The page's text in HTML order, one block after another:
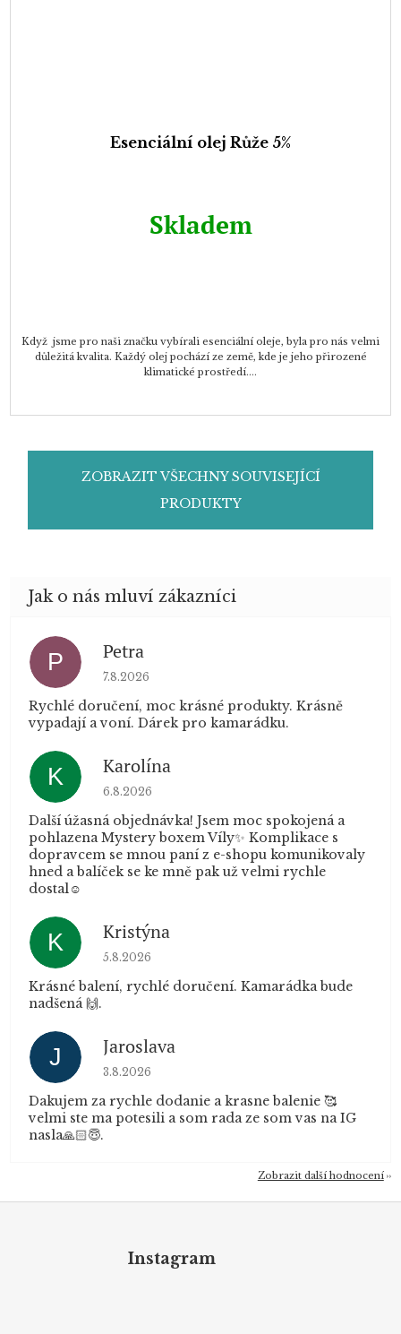
Esenciální olej Růže 5%
Skladem
Když jsme pro naši značku vybírali esenciální oleje, byla pro nás velmi
důležitá kvalita. Každý olej pochází ze země, kde je jeho přirozené
klimatické prostředí....
ZOBRAZIT VŠECHNY SOUVISEJÍCÍ
PRODUKTY
P Petra
Hodnocení obchodu je 5 z 5 hvězdiček.
7.8.2026
Rychlé doručení, moc krásné produkty. Krásně
vypadají a voní. Dárek pro kamarádku.
K Karolína
Hodnocení obchodu je 5 z 5 hvězdiček.
6.8.2026
Další úžasná objednávka! Jsem moc spokojená a
pohlazena Mystery boxem Víly✨ Komplikace s
dopravcem se mnou paní z e-shopu komunikovaly
hned a balíček se ke mně pak už velmi rychle
dostal☺️
K Kristýna
Hodnocení obchodu je 5 z 5 hvězdiček.
5.8.2026
Krásné balení, rychlé doručení. Kamarádka bude
nadšená 🙌.
J Jaroslava
Hodnocení obchodu je 5 z 5 hvězdiček.
3.8.2026
Dakujem za rychle dodanie a krasne balenie 🥰
velmi ste ma potesili a som rada ze som vas na IG
nasla🙏🏻😇.
Zobrazit další hodnocení
Instagram